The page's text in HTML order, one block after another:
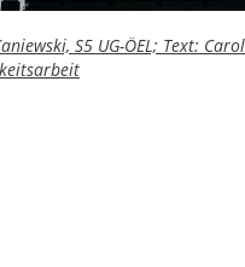
S5 UG-ÖEL; Text: